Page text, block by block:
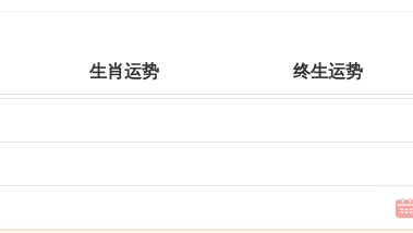
生肖运势 终生运势